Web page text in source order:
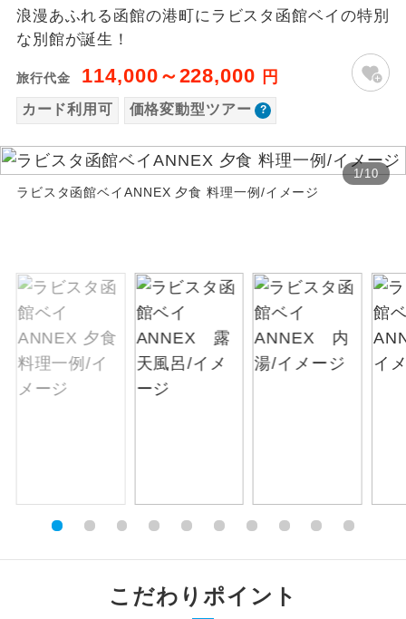
浪漫あふれる函館の港町にラビスタ函館ベイの特別
な別館が誕生！
旅行代金 114,000～228,000 円
カード利用可 価格変動型ツアー
1/10
ラビスタ函館ベイANNEX 夕食 料理一例/イメージ
こだわりポイント
新コース
世界遺産
ユネスコに登録されている文化遺産や自
然遺産を訪ねるコースです。
絶景スポットに立ち寄るコースです。
温泉 温泉地にも宿泊するコースです。
大浴場 ご宿泊ホテルに大浴場が付いています。
全食事付き
全てのお食事が付いていますので、お食
事の心配はいりません。（機内食を除
く）
をじっくり聞くことができます。
す。
2名様催行
2名様から出発可能な個人型プランで
以下の注意事項をあらかじめご了承いただき
ますようお願いいたします。
お支払いについて
お支払いは、クレジットカード決済のみとな
ります。
お申し込みの最後にクレジットカード決済を
していただき、決済手続き完了をもちまし
ご予約方法について
ウェブ限定コースとなりますので、コールセ
ンター及びカウンターでのお申し込みはでき
ません。